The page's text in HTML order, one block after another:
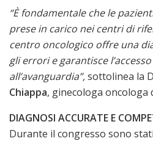
“È fondamentale che le
prese in carico nei centri di
centro oncologico offre una
gli errori e garantisce
all’avanguardia”,sottolinea la
Chiappa, ginecologa oncologa
DIAGNOSI ACCURATE E
Durante il congresso sono